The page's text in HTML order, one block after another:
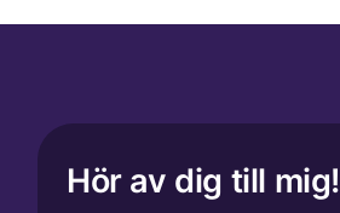
Hör av dig till mig!